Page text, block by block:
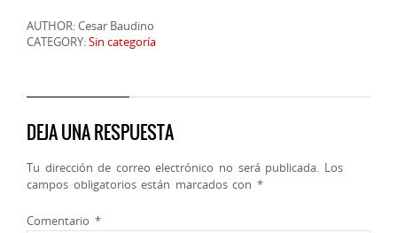
AUTHOR: Cesar Baudino
CATEGORY:Sin categoría
DEJA UNA RESPUESTA
Tu dirección de correo electrónico no será publicada. Los
campos obligatorios están marcados con *
Comentario *